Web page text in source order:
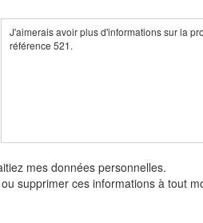
mes données personnelles.
supprimer ces informations à tout